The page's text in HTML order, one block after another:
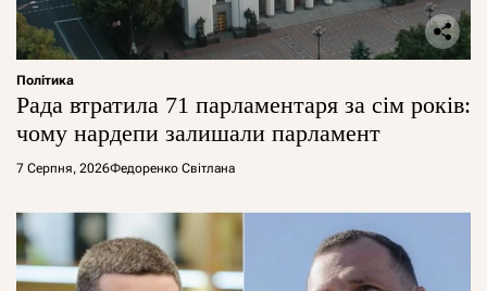
Політика
Рада втратила 71 парламентаря за сім років:
чому нардепи залишали парламент
7 Серпня, 2026Федоренко Світлана